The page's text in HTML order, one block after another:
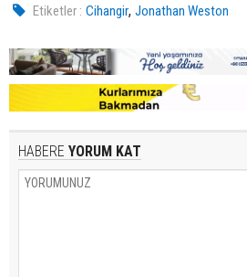
Etiketler : Cihangir,Jonathan Weston
HABERE YORUM KAT